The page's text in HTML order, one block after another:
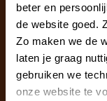
beter en
de website goed.
Zo maken we de
laten je graag
gebruiken we
onze website te
+31 (0)13 785 62 41